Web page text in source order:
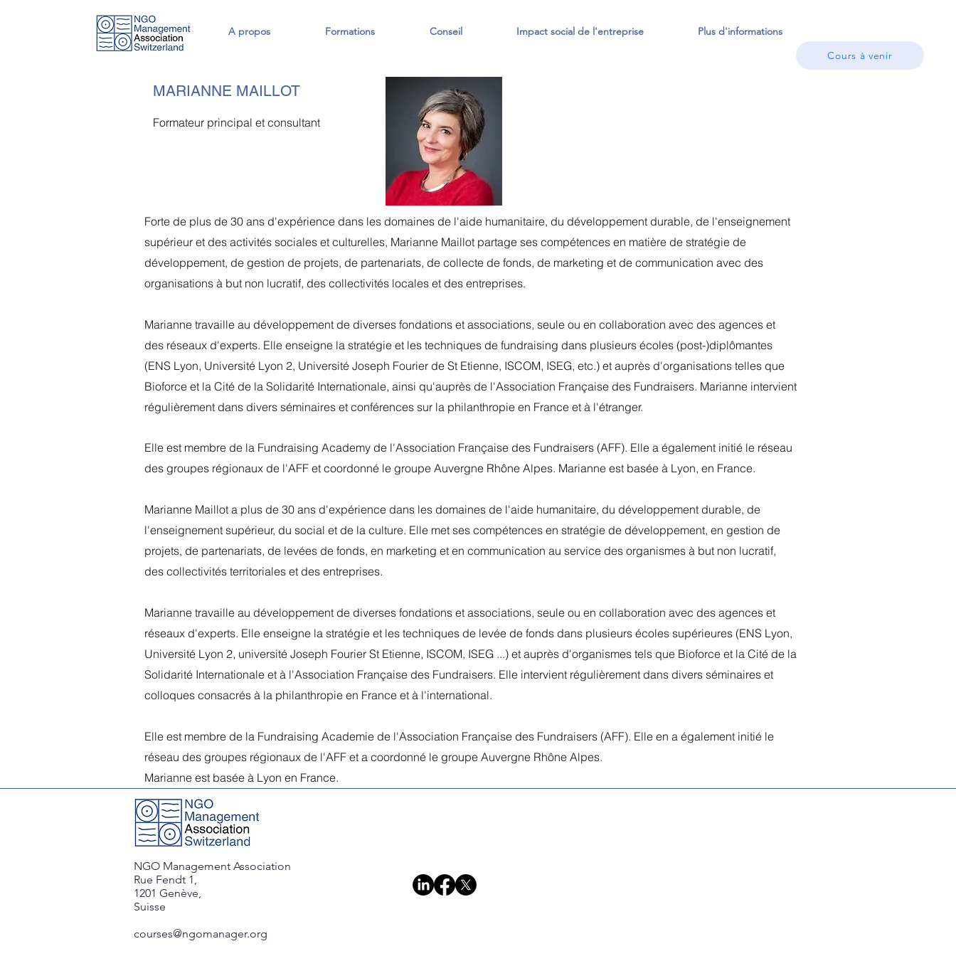
Cours à venir
A propos Formations Conseil Impact social de l'entreprise Plus d'informations
MARIANNE MAILLOT
Formateur principal et consultant
Forte de plus de 30 ans d'expérience dans les domaines de l'aide humanitaire, du développement durable, de l'enseignement
supérieur et des activités sociales et culturelles, Marianne Maillot partage ses compétences en matière de stratégie de
développement, de gestion de projets, de partenariats, de collecte de fonds, de marketing et de communication avec des
organisations à but non lucratif, des collectivités locales et des entreprises.
Marianne travaille au développement de diverses fondations et associations, seule ou en collaboration avec des agences et
des réseaux d'experts. Elle enseigne la stratégie et les techniques de fundraising dans plusieurs écoles (post-)diplômantes
(ENS Lyon, Université Lyon 2, Université Joseph Fourier de St Etienne, ISCOM, ISEG, etc.) et auprès d'organisations telles que
Bioforce et la Cité de la Solidarité Internationale, ainsi qu'auprès de l'Association Française des Fundraisers. Marianne intervient
régulièrement dans divers séminaires et conférences sur la philanthropie en France et à l'étranger.
Elle est membre de la Fundraising Academy de l'Association Française des Fundraisers (AFF). Elle a également initié le réseau
des groupes régionaux de l'AFF et coordonné le groupe Auvergne Rhône Alpes. Marianne est basée à Lyon, en France.
Marianne Maillot a plus de 30 ans d'expérience dans les domaines de l'aide humanitaire, du développement durable, de
l'enseignement supérieur, du social et de la culture. Elle met ses compétences en stratégie de développement, en gestion de
projets, de partenariats, de levées de fonds, en marketing et en communication au service des organismes à but non lucratif,
des collectivités territoriales et des entreprises.
Marianne travaille au développement de diverses fondations et associations, seule ou en collaboration avec des agences et
réseaux d'experts. Elle enseigne la stratégie et les techniques de levée de fonds dans plusieurs écoles supérieures (ENS Lyon,
Université Lyon 2, université Joseph Fourier St Etienne, ISCOM, ISEG ...) et auprès d'organismes tels que Bioforce et la Cité de la
Solidarité Internationale et à l'Association Française des Fundraisers. Elle intervient régulièrement dans divers séminaires et
colloques consacrés à la philanthropie en France et à l'international.
Elle est membre de la Fundraising Academie de l'Association Française des Fundraisers (AFF). Elle en a également initié le
réseau des groupes régionaux de l'AFF et a coordonné le groupe Auvergne Rhône Alpes.
Marianne est basée à Lyon en France.
NGO Management Association
Rue Fendt 1,
1201 Genève,
Suisse
courses@ngomanager.org